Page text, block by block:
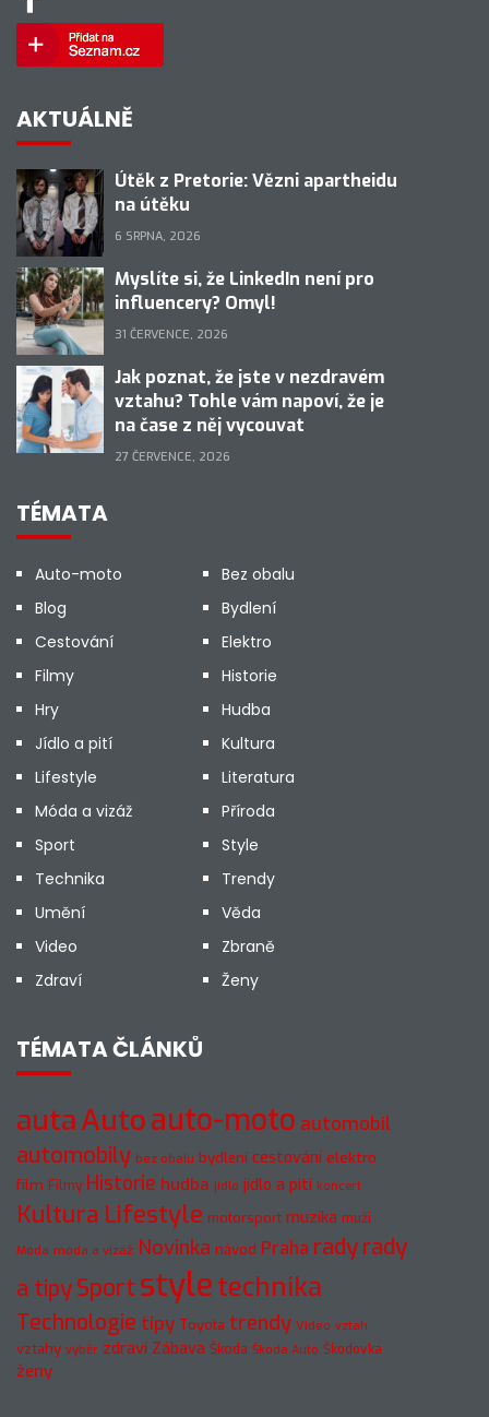
AKTUÁLNĚ
Útěk z Pretorie: Vězni apartheidu
na útěku
6 SRPNA, 2026
Myslíte si, že LinkedIn není pro
influencery? Omyl!
31 ČERVENCE, 2026
Jak poznat, že jste v nezdravém
vztahu? Tohle vám napoví, že je
na čase z něj vycouvat
27 ČERVENCE, 2026
TÉMATA
Auto-moto
Bez obalu
Blog
Bydlení
Cestování
Elektro
Filmy
Historie
Hry
Hudba
Jídlo a pití
Kultura
Lifestyle
Literatura
Móda a vizáž
Příroda
Sport
Style
Technika
Trendy
Umění
Věda
Video
Zbraně
Zdraví
Ženy
TÉMATA ČLÁNKŮ
autaAutoauto-moto automobil
automobily bez obalu bydlení cestování elektro
film Filmy Historie hudba jídlo jídlo a pití koncert
Kultura Lifestyle motorsport muzika muži
Móda móda a vizáž Novinka návod Praha radyrady
a tipySport styletechnika
Technologie tipy Toyota trendy Video vztah
vztahy výběr zdraví Zábava Škoda Škoda Auto Škodovka
ženy